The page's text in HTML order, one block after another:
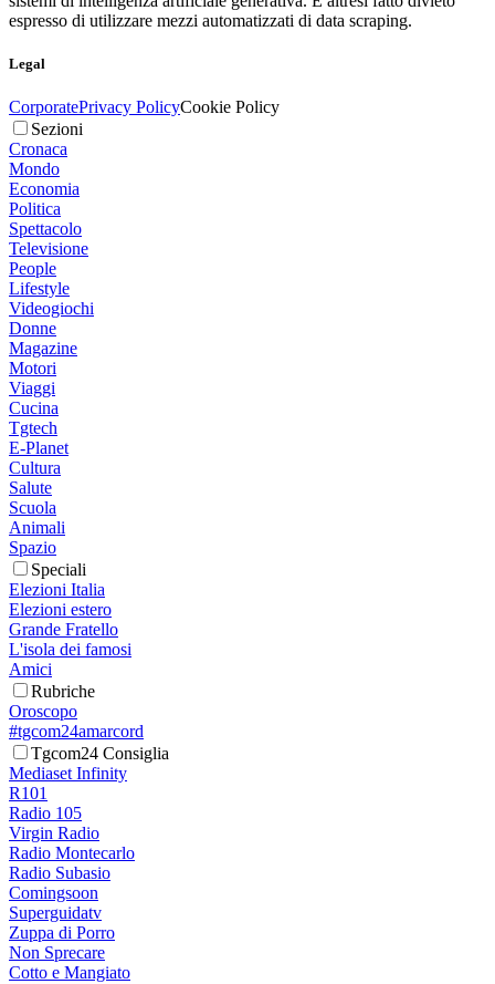
espresso di utilizzare mezzi automatizzati di data scraping.
Legal
CorporatePrivacy PolicyCookie Policy
Sezioni
Cronaca
Mondo
Economia
Politica
Spettacolo
Televisione
People
Lifestyle
Videogiochi
Donne
Magazine
Motori
Viaggi
Cucina
Tgtech
E-Planet
Cultura
Salute
Scuola
Animali
Spazio
Speciali
Elezioni Italia
Elezioni estero
Grande Fratello
L'isola dei famosi
Amici
Rubriche
Oroscopo
#tgcom24amarcord
Tgcom24 Consiglia
Mediaset Infinity
R101
Radio 105
Virgin Radio
Radio Montecarlo
Radio Subasio
Comingsoon
Superguidatv
Zuppa di Porro
Non Sprecare
Cotto e Mangiato